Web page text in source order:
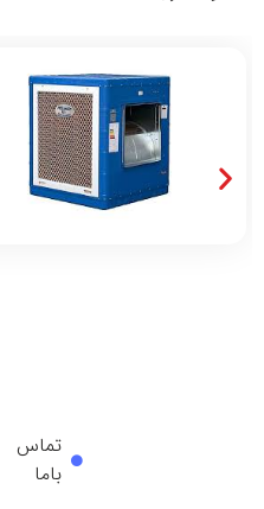
تماس
باما